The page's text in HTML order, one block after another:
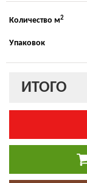
Количество м2
Упаковок
ИТОГО